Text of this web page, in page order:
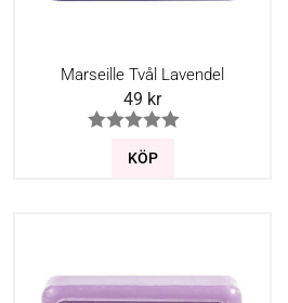
Marseille Tvål Lavendel
49 kr
KÖP